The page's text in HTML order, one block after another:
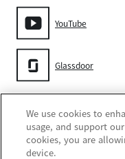
YouTube
Glassdoor
Gore
We use cookies to
usage, and support
cookies, you are
device.